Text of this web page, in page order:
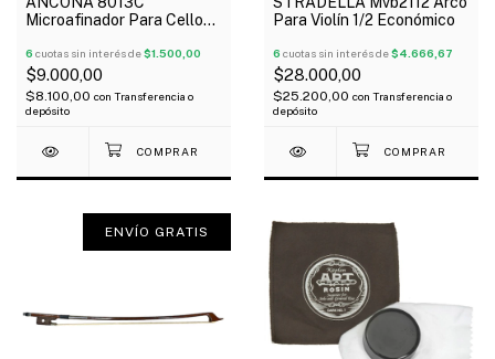
Microafinador Para Cello
6 cuotas sin interés de$1.500,00
$9.000,00
$8.100,00 con Transferencia o
depósito
Para Violín 1/2 Económico
6 cuotas sin interés de$4.666,67
$28.000,00
$25.200,00 con Transferencia o
depósito
ENVÍO GRATIS